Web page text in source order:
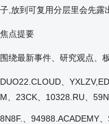
子,放到可复用分层里会先露
焦点提要
围绕最新事件、研究观点、
DUO22.CLOUD、
M、23CK、10328.RU、
8N8F.、94988.ACADEMY